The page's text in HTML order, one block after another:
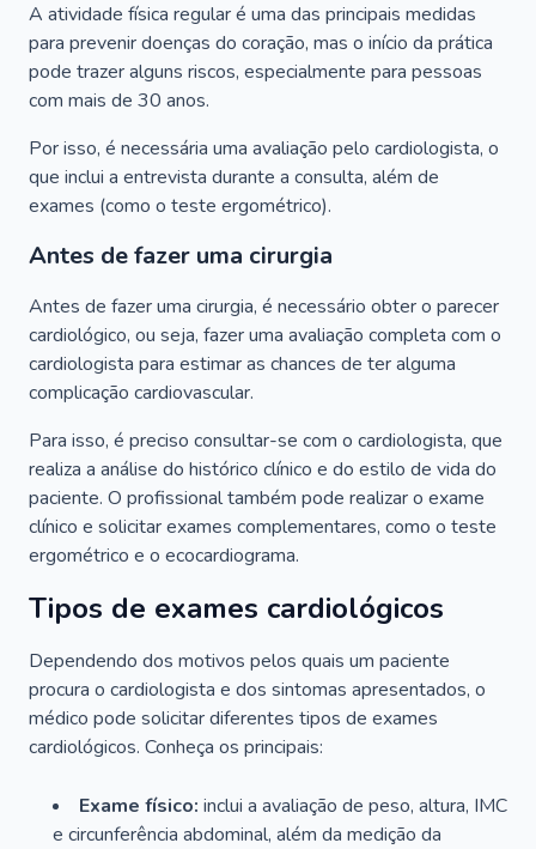
A atividade física regular é uma das principais medidas
para prevenir doenças do coração, mas o início da prática
pode trazer alguns riscos, especialmente para pessoas
com mais de 30 anos.
Por isso, é necessária uma avaliação pelo cardiologista, o
que inclui a entrevista durante a consulta, além de
exames (como o teste ergométrico).
Antes de fazer uma cirurgia
Antes de fazer uma cirurgia, é necessário obter o parecer
cardiológico, ou seja, fazer uma avaliação completa com o
cardiologista para estimar as chances de ter alguma
complicação cardiovascular.
Para isso, é preciso consultar-se com o cardiologista, que
realiza a análise do histórico clínico e do estilo de vida do
paciente. O profissional também pode realizar o exame
clínico e solicitar exames complementares, como o teste
ergométrico e o ecocardiograma.
Tipos de exames cardiológicos
Dependendo dos motivos pelos quais um paciente
procura o cardiologista e dos sintomas apresentados, o
médico pode solicitar diferentes tipos de exames
cardiológicos. Conheça os principais:
Exame físico: inclui a avaliação de peso, altura, IMC
e circunferência abdominal, além da medição da